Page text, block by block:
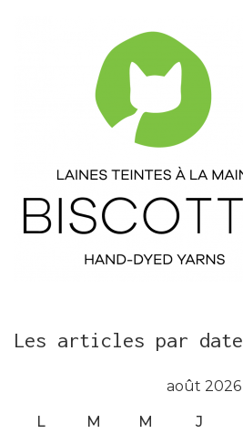
Les articles par date
août 2026
L M M J